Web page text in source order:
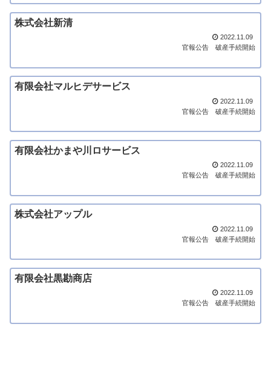
株式会社新清
2022.11.09
官報公告
破産手続開始
有限会社マルヒデサービス
2022.11.09
官報公告
破産手続開始
有限会社かまや川ロサービス
2022.11.09
官報公告
破産手続開始
株式会社アップル
2022.11.09
官報公告
破産手続開始
有限会社黒勘商店
2022.11.09
官報公告
破産手続開始